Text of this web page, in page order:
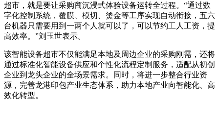
超市，就是要让采购商沉浸式体验设备运转全过程。“通过数
字化控制系统，覆膜、模切、烫金等工序实现自动衔接，五六
台机器只需要用到一两个人就可以了，可以节约工人工资，提
高效率。”刘玉世表示。
该智能设备超市不仅能满足本地及周边企业的采购刚需，还将
通过标准化智能设备供应和个性化流程定制服务，适配从初创
企业到龙头企业的全场景需求。同时，将进一步整合行业资
源，完善龙港印包产业生态体系，助力本地产业向智能化、高
效化转型。